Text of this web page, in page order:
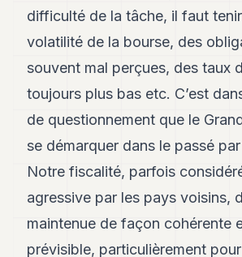
difficulté de la tâche, il faut
volatilité de la bourse, des
souvent mal perçues, des taux
toujours plus bas etc. C’est
de questionnement que le
se démarquer dans le passé
Notre fiscalité, parfois
agressive par les pays voisins,
maintenue de façon cohérente
prévisible, particulièrement